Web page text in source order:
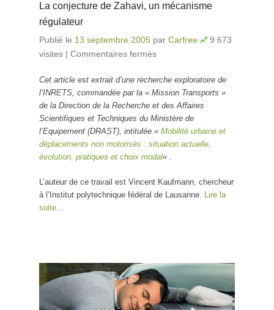
La conjecture de Zahavi, un mécanisme
régulateur
Publié le 13 septembre 2005 par Carfree
9 673
visites | Commentaires fermés
régulateur
Cet article est extrait d’une recherche exploratoire de
l’INRETS, commandée par la « Mission Transports »
de la Direction de la Recherche et des Affaires
Scientifiques et Techniques du Ministère de
l’Equipement (DRAST), intitulée « Mobilité urbaine et
déplacements non motorisés : situation actuelle,
évolution, pratiques et choix modal« .
L’auteur de ce travail est Vincent Kaufmann, chercheur
à l’Institut polytechnique fédéral de Lausanne. Lire la
suite…